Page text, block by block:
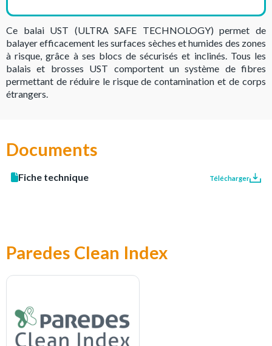
Ce balai UST (ULTRA SAFE TECHNOLOGY) permet de
balayer efficacement les surfaces sèches et humides des zones
à risque, grâce à ses blocs de sécurisés et inclinés. Tous les
balais et brosses UST comportent un système de fibres
permettant de réduire le risque de contamination et de corps
étrangers.
Documents
Fiche technique Télécharger
Paredes Clean Index